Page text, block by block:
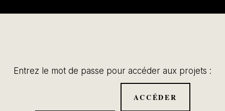
Entrez le mot de passe pour accéder aux projets :